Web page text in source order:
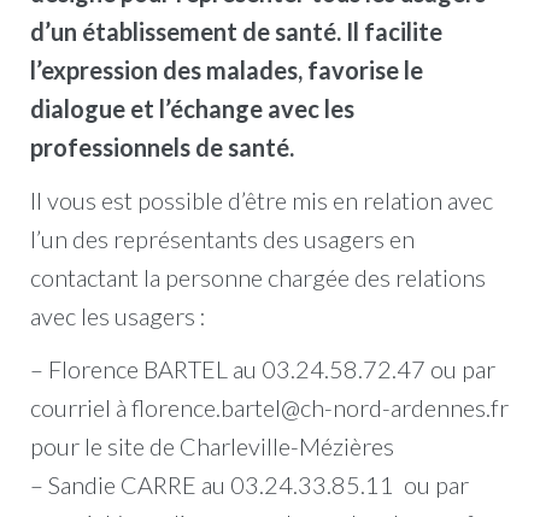
d’un établissement de santé. Il facilite
l’expression des malades, favorise le
dialogue et l’échange avec les
professionnels de santé.
Il vous est possible d’être mis en relation avec
l’un des représentants des usagers en
contactant la personne chargée des relations
avec les usagers :
– Florence BARTEL au 03.24.58.72.47 ou par
courriel à florence.bartel@ch-nord-ardennes.fr
pour le site de Charleville-Mézières
– Sandie CARRE au 03.24.33.85.11 ou par